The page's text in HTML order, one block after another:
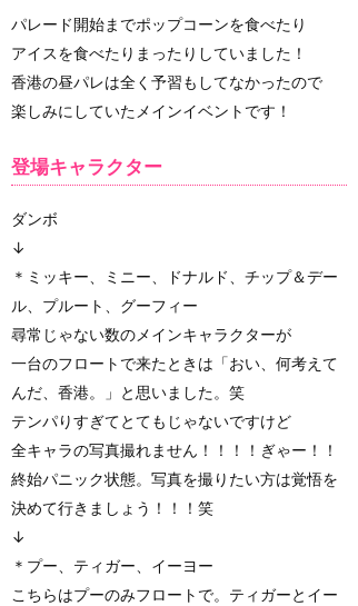
パレード開始までポップコーンを食べたり
アイスを食べたりまったりしていました！
香港の昼パレは全く予習もしてなかったので
楽しみにしていたメインイベントです！
登場キャラクター
ダンボ
↓
＊ミッキー、ミニー、ドナルド、チップ＆デー
ル、プルート、グーフィー
尋常じゃない数のメインキャラクターが
一台のフロートで来たときは「おい、何考えて
んだ、香港。」と思いました。笑
テンパりすぎてとてもじゃないですけど
全キャラの写真撮れません！！！！ぎゃー！！
終始パニック状態。写真を撮りたい方は覚悟を
決めて行きましょう！！！笑
↓
＊プー、ティガー、イーヨー
こちらはプーのみフロートで。ティガーとイー